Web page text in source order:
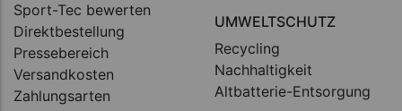
Sport-Tec bewerten
Direktbestellung
Pressebereich
Versandkosten
Zahlungsarten
UMWELTSCHUTZ
Recycling
Nachhaltigkeit
Altbatterie-Entsorgung